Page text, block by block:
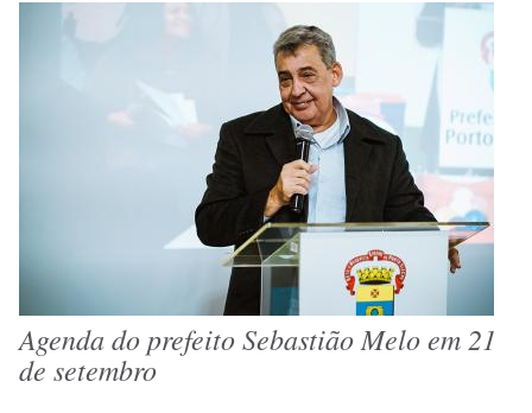
Agenda do prefeito Sebastião Melo em 21
de setembro